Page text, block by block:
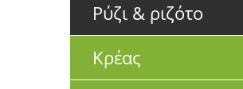
Ρύζι & ριζότο
Κρέας